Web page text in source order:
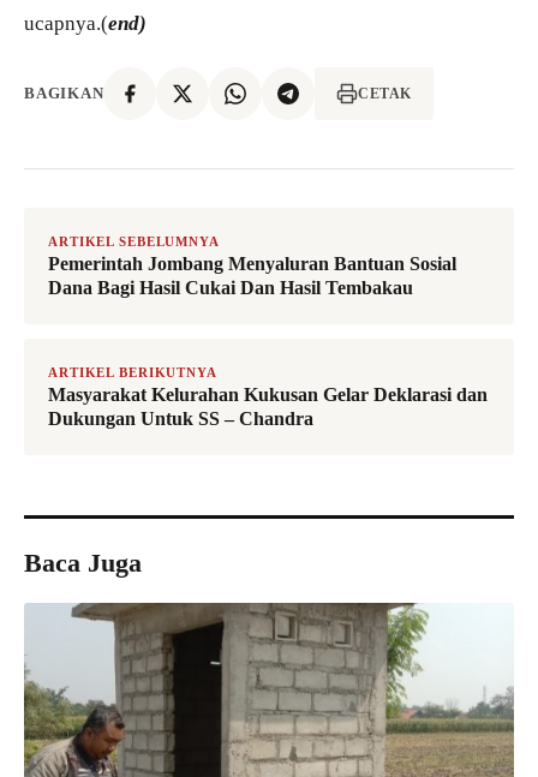
ucapnya.(end)
BAGIKAN CETAK
ARTIKEL SEBELUMNYA
Pemerintah Jombang Menyaluran Bantuan Sosial
Dana Bagi Hasil Cukai Dan Hasil Tembakau
ARTIKEL BERIKUTNYA
Masyarakat Kelurahan Kukusan Gelar Deklarasi dan
Dukungan Untuk SS – Chandra
Baca Juga